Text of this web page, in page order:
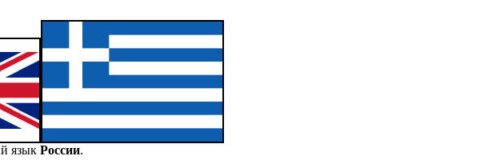
языкРоссии.